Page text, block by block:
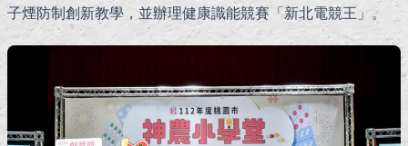
子煙防制創新教學，並辦理健康識能競賽「新北電競王」。